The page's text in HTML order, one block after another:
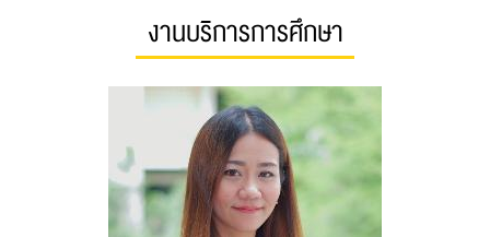
งานบริการการศึกษา